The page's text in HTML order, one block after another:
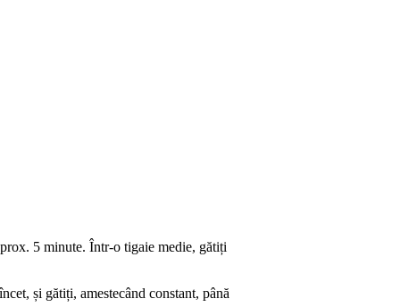
5 minute. Într-o tigaie medie, gătiți
și gătiți, amestecând constant, până